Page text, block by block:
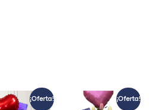
¡Oferta!
El
precio
El
precio
¡Oferta!
El
precio
El